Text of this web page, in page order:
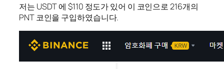
저는 USDT 에 $110 정도가 있어 이 코인으로 216개의
PNT 코인을 구입하였습니다.